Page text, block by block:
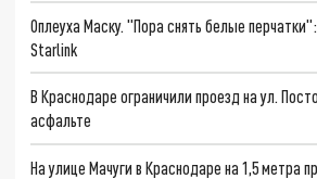
Оплеуха Маску. "Пора снять белые
Starlink
В Краснодаре ограничили проезд на ул.
асфальте
На улице Мачуги в Краснодаре на 1,5 метра